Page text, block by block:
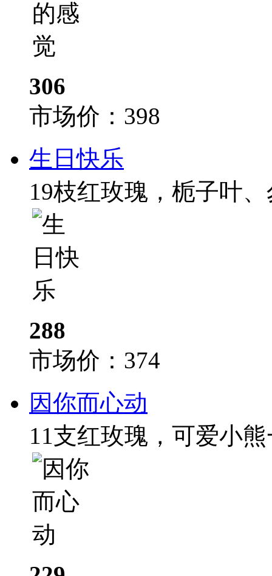
306
市场价： 398
生日快乐
19枝红玫瑰，栀子叶
288
市场价： 374
因你而心动
11支红玫瑰，可爱小